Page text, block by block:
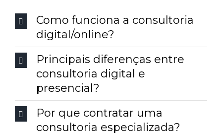
Como funciona a consultoria
digital/online?
Principais diferenças entre
consultoria digital e
presencial?
Por que contratar uma
consultoria especializada?